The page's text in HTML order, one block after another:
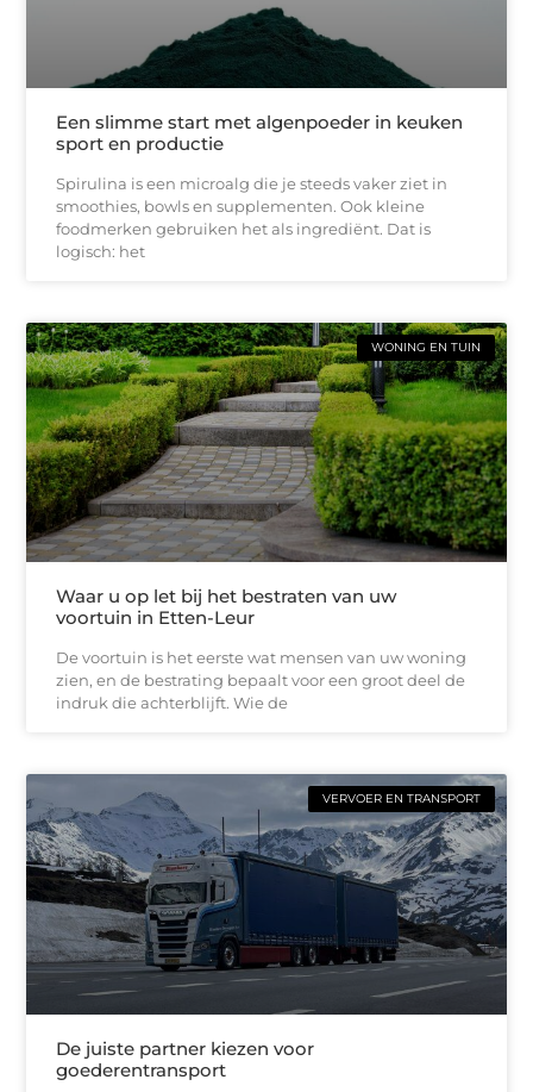
Een slimme start met algenpoeder in keuken
sport en productie
Spirulina is een microalg die je steeds vaker ziet in
smoothies, bowls en supplementen. Ook kleine
foodmerken gebruiken het als ingrediënt. Dat is
logisch: het
WONING EN TUIN
Waar u op let bij het bestraten van uw
voortuin in Etten-Leur
De voortuin is het eerste wat mensen van uw woning
zien, en de bestrating bepaalt voor een groot deel de
indruk die achterblijft. Wie de
VERVOER EN TRANSPORT
De juiste partner kiezen voor
goederentransport